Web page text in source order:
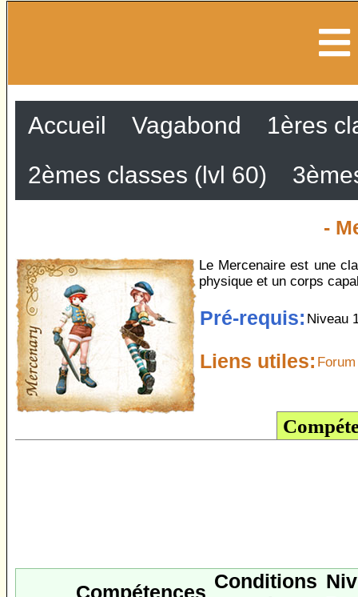
Accueil Vagabond
1ères
2èmes classes (lvl 60)
-
Le Mercenaire est une
physique et un corps
Pré-requis: Niveau
Liens utiles:
Compétences Conditions